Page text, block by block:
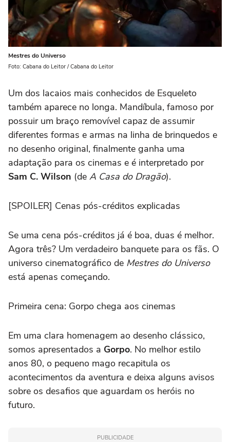
Mestres do Universo
Foto: Cabana do Leitor / Cabana do Leitor
Um dos lacaios mais conhecidos de Esqueleto
também aparece no longa. Mandíbula, famoso por
possuir um braço removível capaz de assumir
diferentes formas e armas na linha de brinquedos e
no desenho original, finalmente ganha uma
adaptação para os cinemas e é interpretado por
Sam C. Wilson (de A Casa do Dragão).
[SPOILER] Cenas pós-créditos explicadas
Se uma cena pós-créditos já é boa, duas é melhor.
Agora três? Um verdadeiro banquete para os fãs. O
universo cinematográfico de Mestres do Universo
está apenas começando.
Primeira cena: Gorpo chega aos cinemas
Em uma clara homenagem ao desenho clássico,
somos apresentados a Gorpo. No melhor estilo
anos 80, o pequeno mago recapitula os
acontecimentos da aventura e deixa alguns avisos
sobre os desafios que aguardam os heróis no
futuro.
PUBLICIDADE